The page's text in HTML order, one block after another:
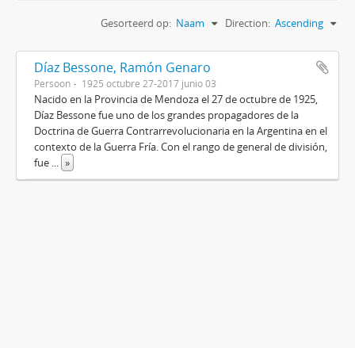
Gesorteerd op: Naam Direction: Ascending
Díaz Bessone, Ramón Genaro
Persoon 1925 octubre 27-2017 junio 03
Nacido en la Provincia de Mendoza el 27 de octubre de 1925,
Díaz Bessone fue uno de los grandes propagadores de la
Doctrina de Guerra Contrarrevolucionaria en la Argentina en el
contexto de la Guerra Fría. Con el rango de general de división,
fue ... »